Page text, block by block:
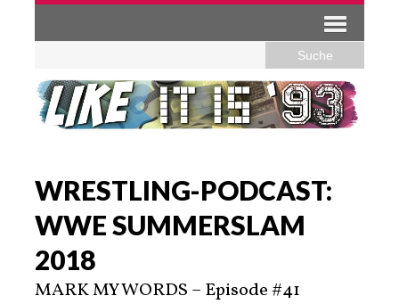
WRESTLING-PODCAST:
WWE SUMMERSLAM
2018
MARK MY WORDS – Episode #41